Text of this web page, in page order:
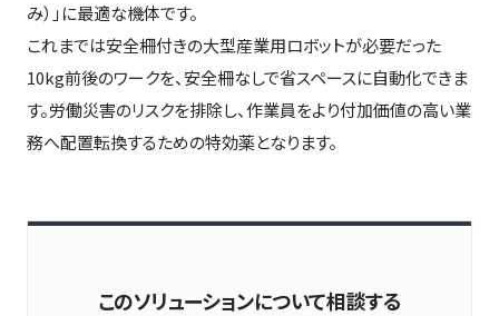
み）」に最適な機体です。
これまでは安全柵付きの大型産業用ロボットが必要だった
10kg前後のワークを、安全柵なしで省スペースに自動化できま
す。労働災害のリスクを排除し、作業員をより付加価値の高い業
務へ配置転換するための特効薬となります。
このソリューションについて相談する